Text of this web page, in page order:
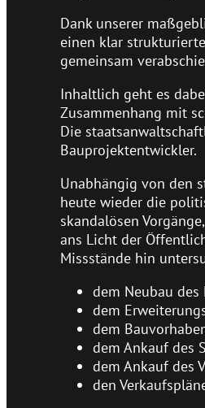
Dank unserer
einen klar
gemeinsam
Inhaltlich geht es
Zusammenhang mit
Die
Bauprojektentwickler.
Unabhängig von den
heute wieder die
skandalösen
ans Licht der
Missstände hin
dem Neubau
dem
dem
dem Ankauf des
dem Ankauf des
den